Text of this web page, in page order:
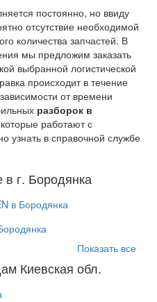
постоянно, но ввиду
отсутствие необходимой
количества запчастей. В
мы предложим заказать
выбранной логистической
происходит в течение
от времени
разборок в
работают с
узнать в справочной службе
в г. Бородянка
в Бородянка
Показать все
Киевская обл.